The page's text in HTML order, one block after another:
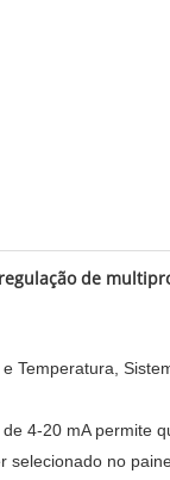
de
Temperatura,
4-20 mA permite
selecionado no